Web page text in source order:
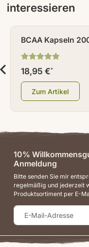
interessieren
BCAA Kapseln
18,95 €*
Zum Artikel
10%
Anmeldung
Bitte senden Sie mir
regelmäßig und jederzeit
Produktsortiment per E-